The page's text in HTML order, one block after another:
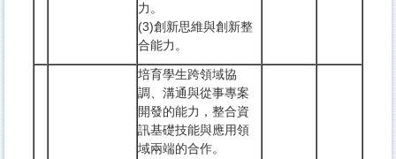
力。
(3)創新思維與創新整
合能力。
培育學生跨領域協
調、溝通與從事專案
開發的能力，整合資
訊基礎技能與應用領
域兩端的合作。